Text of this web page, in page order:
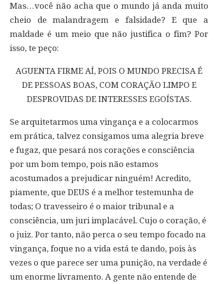
Mas…você não acha que o mundo já anda muito
cheio de malandragem e falsidade? E que a
maldade é um meio que não justifica o fim? Por
isso, te peço:
AGUENTA FIRME AÍ, POIS O MUNDO PRECISA É
DE PESSOAS BOAS, COM CORAÇÃO LIMPO E
DESPROVIDAS DE INTERESSES EGOÍSTAS.
Se arquitetarmos uma vingança e a colocarmos
em prática, talvez consigamos uma alegria breve
e fugaz, que pesará nos corações e consciência
por um bom tempo, pois não estamos
acostumados a prejudicar ninguém! Acredito,
piamente, que DEUS é a melhor testemunha de
todas; O travesseiro é o maior tribunal e a
consciência, um juri implacável. Cujo o coração, é
o juiz. Por tanto, não perca o seu tempo focado na
vingança, foque no a vida está te dando, pois às
vezes o que parece ser uma punição, na verdade é
um enorme livramento. A gente não entende de